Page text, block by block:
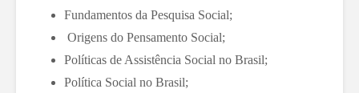
Fundamentos da Pesquisa Social;
Origens do Pensamento Social;
Políticas de Assistência Social no Brasil;
Política Social no Brasil;